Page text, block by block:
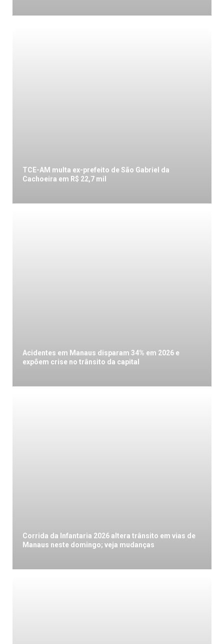
TCE-AM multa ex-prefeito de São Gabriel da
Cachoeira em R$ 22,7 mil
Acidentes em Manaus disparam 34% em 2026 e
expõem crise no trânsito da capital
Corrida da Infantaria 2026 altera trânsito em vias de
Manaus neste domingo; veja mudanças